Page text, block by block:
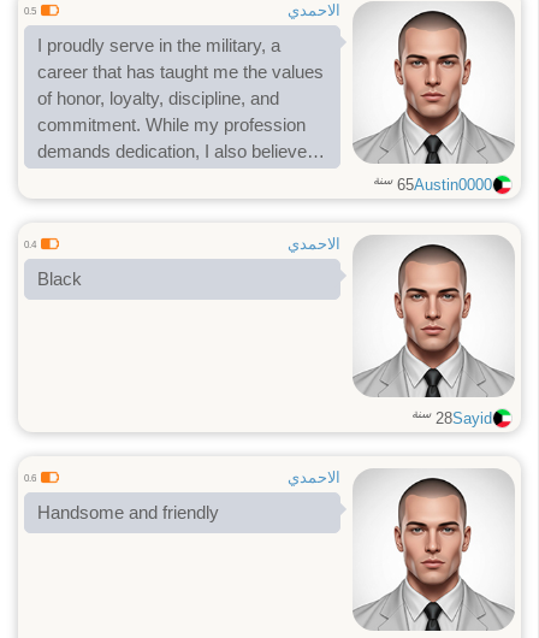
الاحمدي 0.5
I proudly serve in the military, a
career that has taught me the values
of honor, loyalty, discipline, and
commitment. While my profession
demands dedication, I also believe in
matter most. I’m looking for a
values honesty, respect, and open
communication. I believe the
Austin0000
65 سنة
الاحمدي 0.4
Black
Sayid
28 سنة
الاحمدي 0.6
Handsome and friendly